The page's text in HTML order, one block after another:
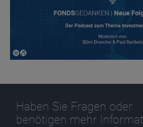
Haben Sie Fragen oder
benötigen mehr